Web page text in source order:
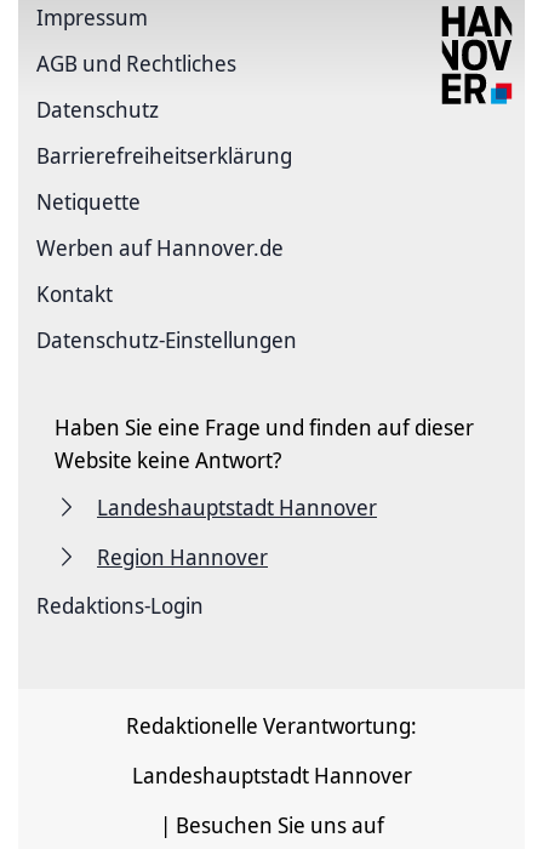
Impressum
AGB und Rechtliches
Datenschutz
Barriere­freiheits­erklärung
Netiquette
Werben auf Hannover.de
Kontakt
Datenschutz-Einstellungen
Haben Sie eine Frage und finden auf dieser
Website keine Antwort?
Landeshauptstadt Hannover
Region Hannover
Redaktions-Login
Redaktionelle Verantwortung:
Landeshauptstadt Hannover
| Besuchen Sie uns auf